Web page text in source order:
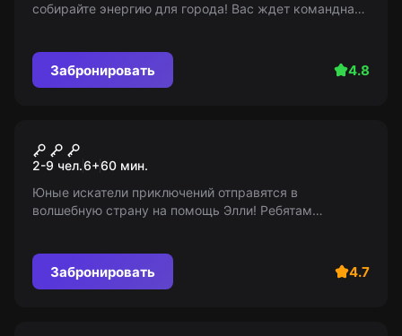
собирайте энергию для города! Вас ждет командная
Забронировать 4.8
В плену у Бастинды
2-9 чел.6+60 мин.
Юные искатели приключений отправятся в
волшебную страну на помощь Элли! Ребятам
Забронировать 4.7